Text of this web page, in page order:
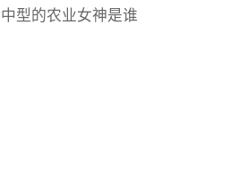
型的农业女神是谁